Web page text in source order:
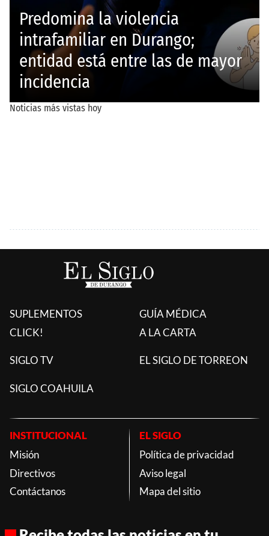
SUPLEMENTOS
CLICK!
GUÍA MÉDICA
A LA CARTA
SIGLO TV EL SIGLO DE TORREON
SIGLO COAHUILA
INSTITUCIONAL
Misión
Directivos
Contáctanos
EL SIGLO
Política de privacidad
Aviso legal
Mapa del sitio